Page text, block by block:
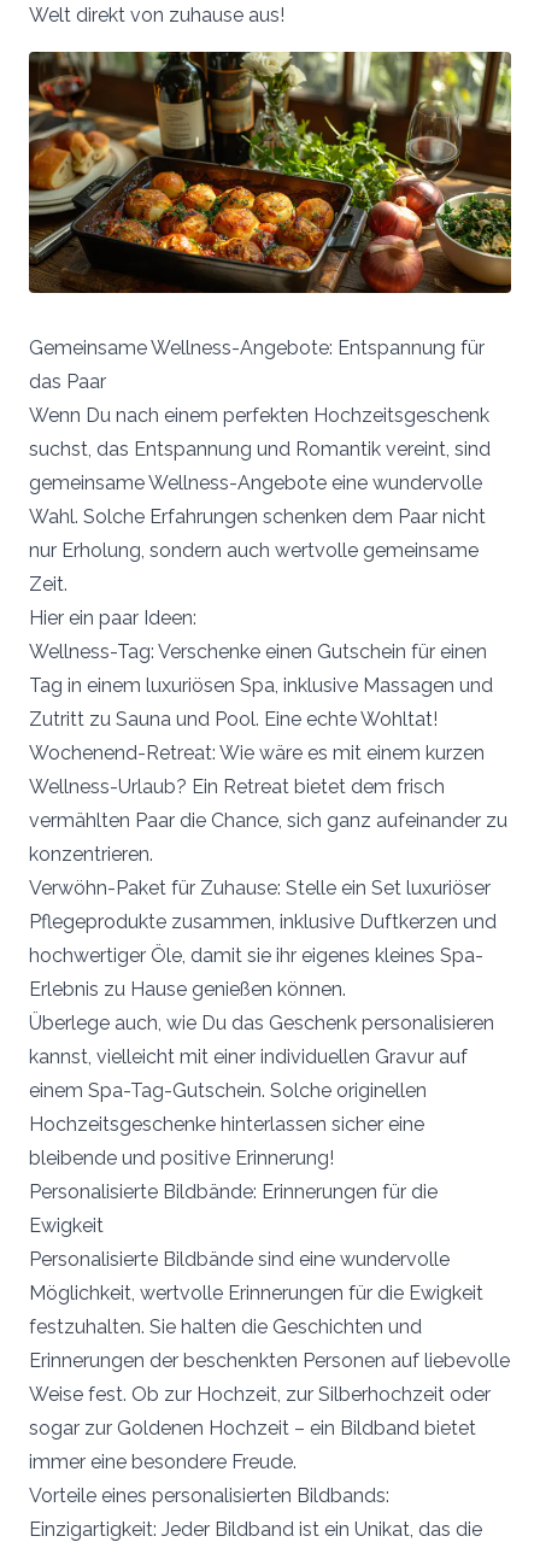
Welt direkt von zuhause aus!
Gemeinsame Wellness-Angebote: Entspannung für
das Paar
Wenn Du nach einem perfekten Hochzeitsgeschenk
suchst, das Entspannung und Romantik vereint, sind
gemeinsame Wellness-Angebote eine wundervolle
Wahl. Solche Erfahrungen schenken dem Paar nicht
nur Erholung, sondern auch wertvolle gemeinsame
Zeit.
Hier ein paar Ideen:
Wellness-Tag: Verschenke einen Gutschein für einen
Tag in einem luxuriösen Spa, inklusive Massagen und
Zutritt zu Sauna und Pool. Eine echte Wohltat!
Wochenend-Retreat: Wie wäre es mit einem kurzen
Wellness-Urlaub? Ein Retreat bietet dem frisch
vermählten Paar die Chance, sich ganz aufeinander zu
konzentrieren.
Verwöhn-Paket für Zuhause: Stelle ein Set luxuriöser
Pflegeprodukte zusammen, inklusive Duftkerzen und
hochwertiger Öle, damit sie ihr eigenes kleines Spa-
Erlebnis zu Hause genießen können.
Überlege auch, wie Du das Geschenk personalisieren
kannst, vielleicht mit einer individuellen Gravur auf
einem Spa-Tag-Gutschein. Solche originellen
Hochzeitsgeschenke hinterlassen sicher eine
bleibende und positive Erinnerung!
Personalisierte Bildbände: Erinnerungen für die
Ewigkeit
Personalisierte Bildbände sind eine wundervolle
Möglichkeit, wertvolle Erinnerungen für die Ewigkeit
festzuhalten. Sie halten die Geschichten und
Erinnerungen der beschenkten Personen auf liebevolle
Weise fest. Ob zur Hochzeit, zur Silberhochzeit oder
sogar zur Goldenen Hochzeit – ein Bildband bietet
immer eine besondere Freude.
Vorteile eines personalisierten Bildbands:
Einzigartigkeit: Jeder Bildband ist ein Unikat, das die